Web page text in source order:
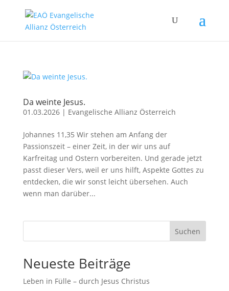
Da weinte Jesus.
01.03.2026| Evangelische Allianz Österreich
Johannes 11,35 Wir stehen am Anfang der
Passionszeit – einer Zeit, in der wir uns auf
Karfreitag und Ostern vorbereiten. Und gerade jetzt
passt dieser Vers, weil er uns hilft, Aspekte Gottes zu
entdecken, die wir sonst leicht übersehen. Auch
wenn man darüber...
Suchen
Neueste Beiträge
Leben in Fülle – durch Jesus Christus